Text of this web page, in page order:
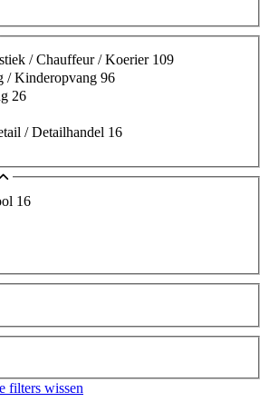
/ Chauffeur / Koerier 109
/ Kinderopvang 96
26
/ Detailhandel 16
16
filters wissen